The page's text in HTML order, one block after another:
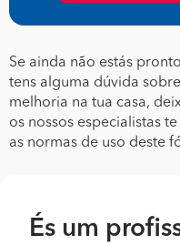
Se ainda não estás
tens alguma dúvida
melhoria na tua casa,
os nossos especialistas
as normas de uso deste
És um